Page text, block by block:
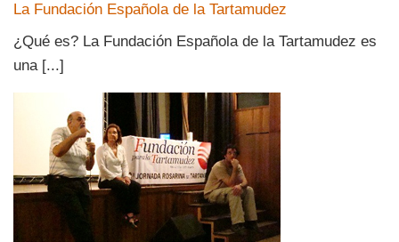
La Fundación Española de la Tartamudez
¿Qué es? La Fundación Española de la Tartamudez es
una [...]